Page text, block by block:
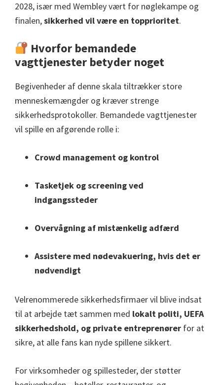
2028, især med Wembley vært for nøglekampe og
finalen,sikkerhed vil være en topprioritet.
Hvorfor bemandede
vagttjenester betyder noget
Begivenheder af denne skala tiltrækker store
menneskemængder og kræver strenge
sikkerhedsprotokoller. Bemandede vagttjenester
vil spille en afgørende rolle i:
Crowd management og kontrol
Tasketjek og screening ved
indgangssteder
Overvågning af mistænkelig adfærd
Assistere med nødevakuering, hvis det er
nødvendigt
Velrenommerede sikkerhedsfirmaer vil blive indsat
til at arbejde tæt sammen med lokalt politi, UEFA
sikkerhedshold, og private entreprenører for at
sikre, at alle fans kan nyde spillene sikkert.
For virksomheder og spillesteder, der støtter